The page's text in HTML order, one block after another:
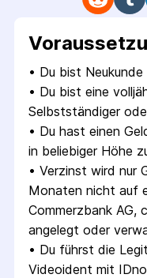
• Du bist
• Du bist eine
Selbstständiger
• Du hast einen
in beliebiger Höhe
• Verzinst wird nur
Monaten nicht auf
Commerzbank AG,
angelegt oder
• Du führst die
Videoident mit